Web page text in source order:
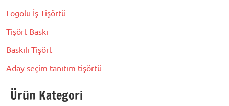
Logolu İş Tişörtü
Tişört Baskı
Baskılı Tişört
Aday seçim tanıtım tişörtü
Ürün Kategori